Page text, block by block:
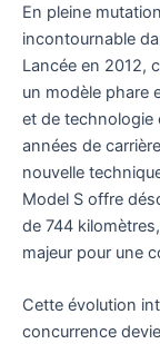
En pleine
incontournable
Lancée en 2012,
un modèle phare
et de technologie
années de
nouvelle
Model S offre
de 744
majeur pour une
Cette évolution
concurrence